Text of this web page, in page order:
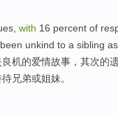
with 16 percent of
been unkind to a sibling
机的爱情故事， 其次的
待兄弟或姐妹。